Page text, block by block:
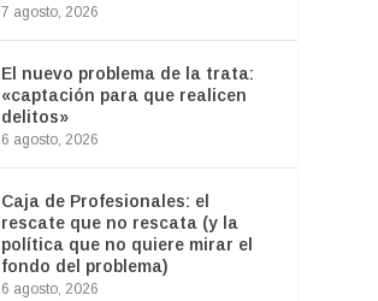
7 agosto, 2026
El nuevo problema de la trata:
«captación para que realicen
delitos»
6 agosto, 2026
Caja de Profesionales: el
rescate que no rescata (y la
política que no quiere mirar el
fondo del problema)
6 agosto, 2026